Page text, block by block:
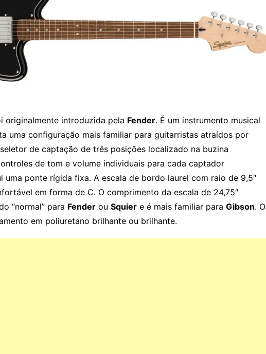
originalmente introduzida pela Fender. É um instrumento musical
uma configuração mais familiar para guitarristas atraídos por
de captação de três posições localizado na buzina
de tom e volume individuais para cada captador
uma ponte rígida fixa. A escala de bordo laurel com raio de 9,5″
em forma de C. O comprimento da escala de 24,75″
“normal” para Fender ou Squier e é mais familiar para Gibson. O
em poliuretano brilhante ou brilhante.